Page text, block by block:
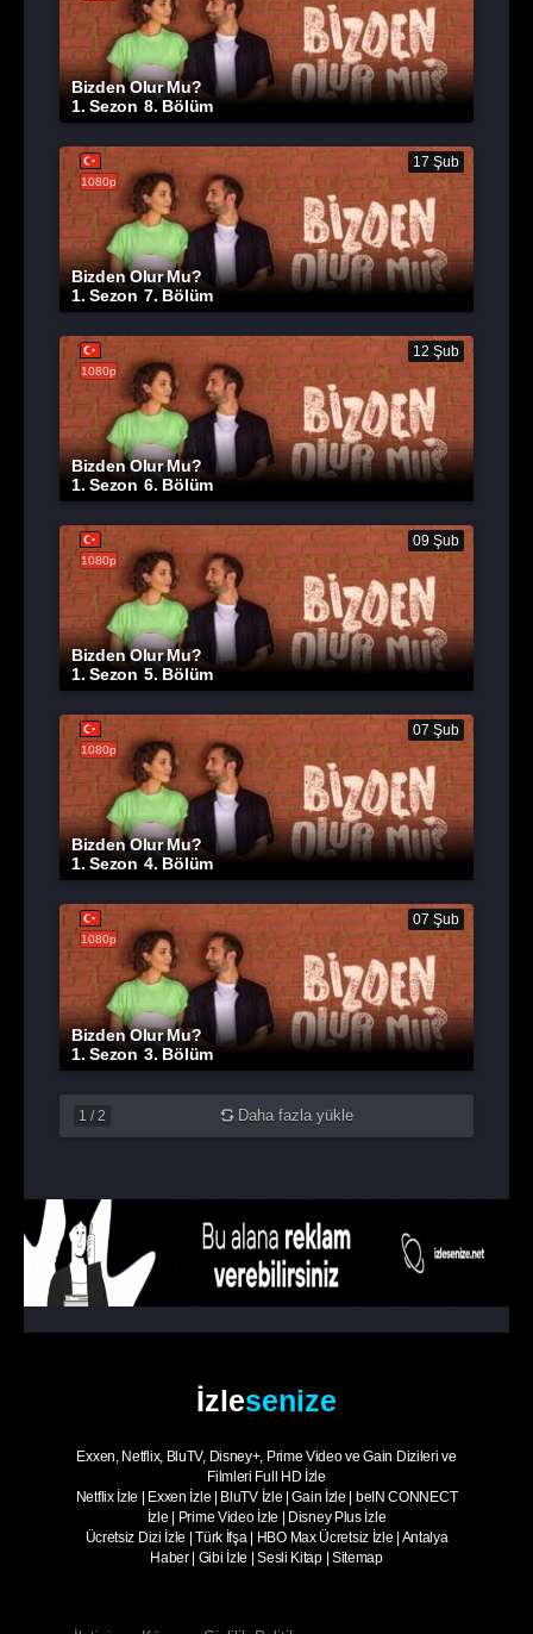
Bizden Olur Mu?
1. Sezon 8. Bölüm
1080p
17 Şub
Bizden Olur Mu?
1. Sezon 7. Bölüm
1080p
12 Şub
Bizden Olur Mu?
1. Sezon 6. Bölüm
1080p
09 Şub
Bizden Olur Mu?
1. Sezon 5. Bölüm
1080p
07 Şub
Bizden Olur Mu?
1. Sezon 4. Bölüm
1080p
07 Şub
Bizden Olur Mu?
1. Sezon 3. Bölüm
1 / 2 Daha fazla yükle
İzlesenize
Exxen, Netflix, BluTV, Disney+, Prime Video ve Gain Dizileri ve
Filmleri Full HD İzle
Netflix İzle | Exxen İzle | BluTV İzle |Gain İzle | beIN CONNECT
İzle | Prime Video İzle | Disney Plus İzle
Ücretsiz Dizi İzle |Türk İfşa | HBO Max Ücretsiz İzle | Antalya
Haber| Gibi İzle |Sesli Kitap| Sitemap